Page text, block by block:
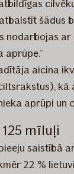
nodarbojas
aprūpe.”
aicina
aprūpi un
125 mīluļi
saistībā
22 %